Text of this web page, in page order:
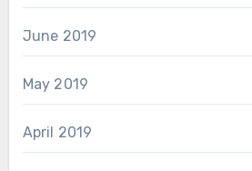
June 2019
May 2019
April 2019